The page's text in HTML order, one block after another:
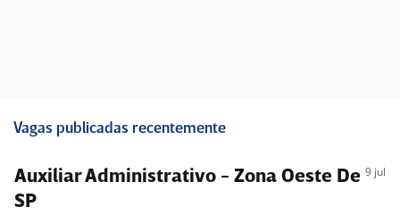
Vagas publicadas recentemente
Auxiliar Administrativo - Zona Oeste De
SP
9 jul